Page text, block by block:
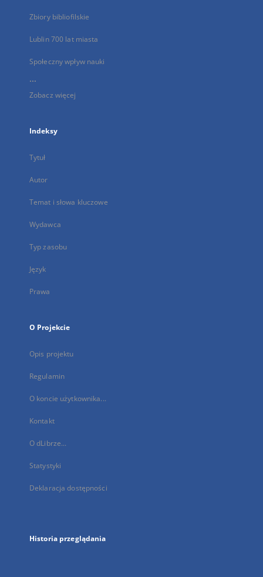
Zbiory bibliofilskie
Lublin 700 lat miasta
Społeczny wpływ nauki
...
Zobacz więcej
Indeksy
Tytuł
Autor
Temat i słowa kluczowe
Wydawca
Typ zasobu
Język
Prawa
O Projekcie
Opis projektu
Regulamin
O koncie użytkownika...
Kontakt
O dLibrze...
Statystyki
Deklaracja dostępności
Historia przeglądania